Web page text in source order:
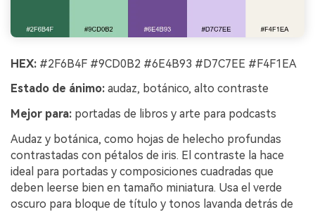
HEX: #2F6B4F #9CD0B2 #6E4B93 #D7C7EE #F4F1EA
Estado de ánimo: audaz, botánico, alto contraste
Mejor para: portadas de libros y arte para podcasts
Audaz y botánica, como hojas de helecho profundas
contrastadas con pétalos de iris. El contraste la hace
ideal para portadas y composiciones cuadradas que
deben leerse bien en tamaño miniatura. Usa el verde
oscuro para bloque de título y tonos lavanda detrás de